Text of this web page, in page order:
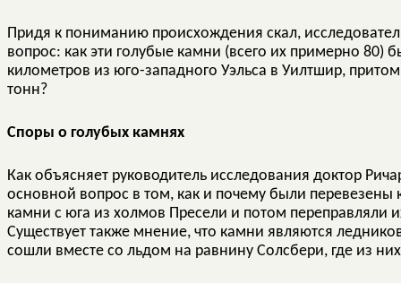
Придя к пониманию происхождения скал,
вопрос: как эти голубые камни (всего их примерно
километров из юго-западного Уэльса в Уилтшир,
тонн?
Споры о голубых камнях
Как объясняет руководитель исследования доктор
основной вопрос в том, как и почему были
камни с юга из холмов Пресели и потом переправляли
Существует также мнение, что камни являются
сошли вместе со льдом на равнину Солсбери, где из